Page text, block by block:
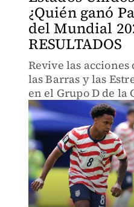
¿Quién ganó
del Mundial
RESULTADOS
Revive las
las Barras y las
en el Grupo D de la